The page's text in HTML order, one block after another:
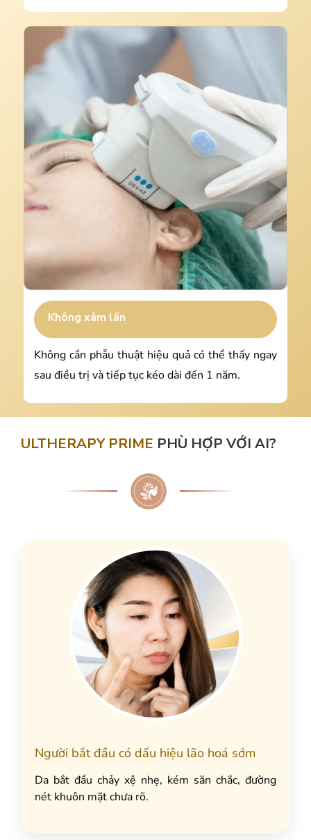
Không xâm lấn
Không cần phẫu thuật hiệu quả có thể thấy ngay
sau điều trị và tiếp tục kéo dài đến 1 năm.
ULTHERAPY PRIME PHÙ HỢP VỚI AI?
Người bắt đầu có dấu hiệu lão hoá sớm
Da bắt đầu chảy xệ nhẹ, kém săn chắc, đường
nét khuôn mặt chưa rõ.